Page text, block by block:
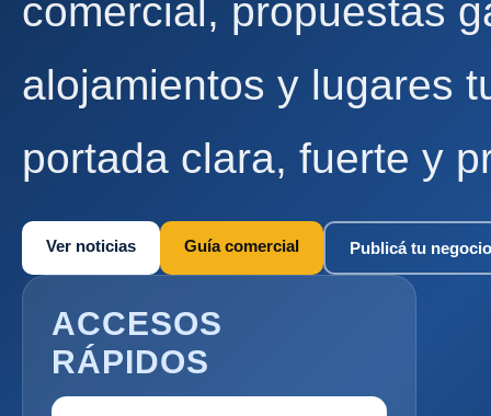
comercial, propuestas
alojamientos y lugares
portada clara, fuerte y
Ver noticias Guía comercial Publicá tu negocio
ACCESOS
RÁPIDOS